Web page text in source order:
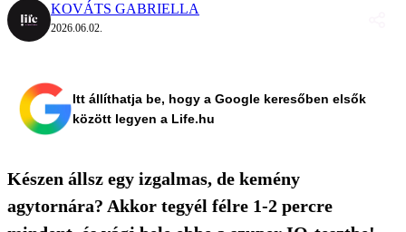
KOVÁTS GABRIELLA
2026.06.02.
Itt állíthatja be, hogy a Google keresőben elsők
között legyen a Life.hu
Készen állsz egy izgalmas, de kemény
agytornára? Akkor tegyél félre 1-2 percre